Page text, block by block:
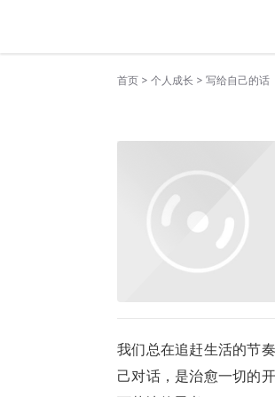
首页 > 个人成长 > 写给自己的话
我们总在追赶生活的节
己对话，是治愈一切的